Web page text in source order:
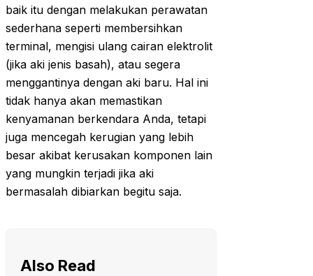
baik itu dengan melakukan perawatan
sederhana seperti membersihkan
terminal, mengisi ulang cairan elektrolit
(jika aki jenis basah), atau segera
menggantinya dengan aki baru. Hal ini
tidak hanya akan memastikan
kenyamanan berkendara Anda, tetapi
juga mencegah kerugian yang lebih
besar akibat kerusakan komponen lain
yang mungkin terjadi jika aki
bermasalah dibiarkan begitu saja.
Also Read